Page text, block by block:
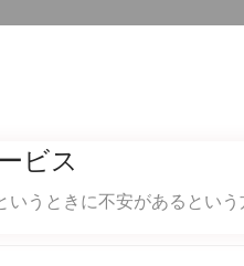
ビス
うときに不安があるという